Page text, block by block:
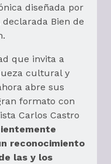
diseñada por
Bien de
que invita a
cultural y
abre sus
formato con
Carlos Castro
reconocimiento
las y los